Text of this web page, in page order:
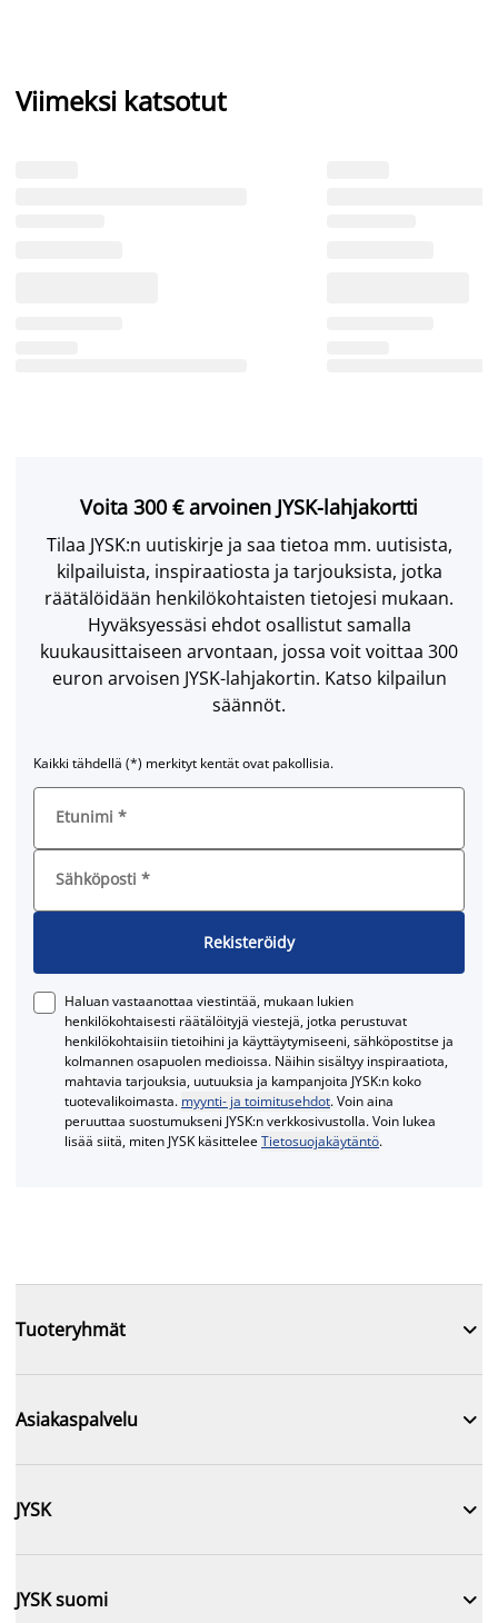
Viimeksi katsotut
Voita 300 € arvoinen JYSK-lahjakortti
Tilaa JYSK:n uutiskirje ja saa tietoa mm. uutisista,
kilpailuista, inspiraatiosta ja tarjouksista, jotka
räätälöidään henkilökohtaisten tietojesi mukaan.
Hyväksyessäsi ehdot osallistut samalla
kuukausittaiseen arvontaan, jossa voit voittaa 300
euron arvoisen JYSK-lahjakortin. Katso kilpailun
säännöt.
Kaikki tähdellä (*) merkityt kentät ovat pakollisia.
Etunimi *
Sähköposti *
Rekisteröidy
Haluan vastaanottaa viestintää, mukaan lukien
henkilökohtaisesti räätälöityjä viestejä, jotka perustuvat
henkilökohtaisiin tietoihini ja käyttäytymiseeni, sähköpostitse ja
kolmannen osapuolen medioissa. Näihin sisältyy inspiraatiota,
mahtavia tarjouksia, uutuuksia ja kampanjoita JYSK:n koko
tuotevalikoimasta. myynti- ja toimitusehdot. Voin aina
peruuttaa suostumukseni JYSK:n verkkosivustolla. Voin lukea
lisää siitä, miten JYSK käsitteleeTietosuojakäytäntö.
Tuoteryhmät 
Asiakaspalvelu 
JYSK 
JYSK suomi 